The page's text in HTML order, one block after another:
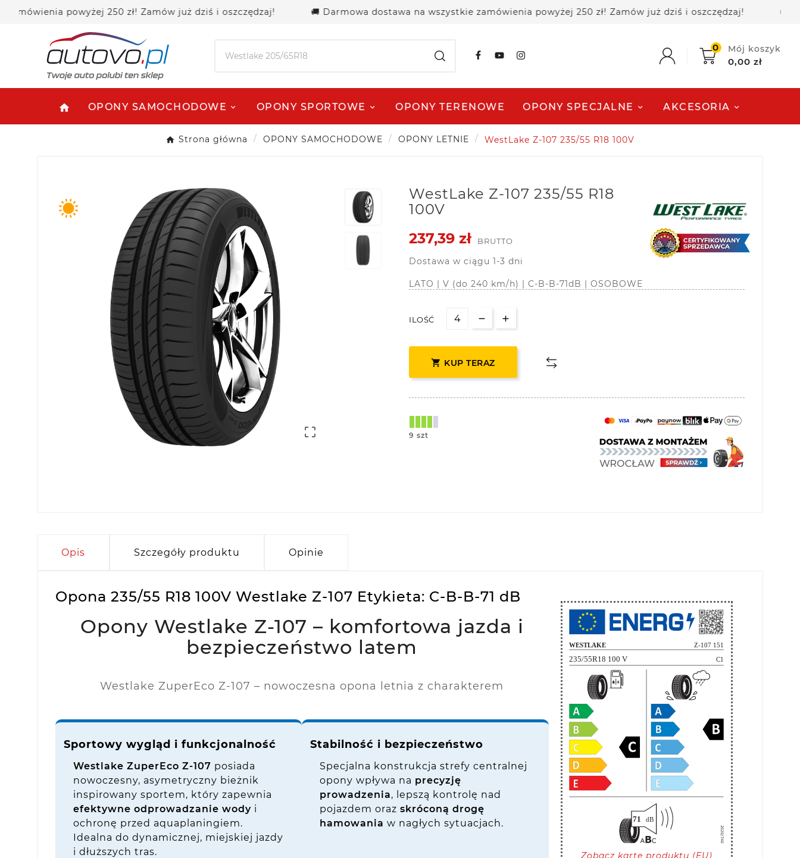
powyżej 250 zł! Zamów już dziś i oszczędzaj! 🚚 Darmowa dostawa na wszystkie zamówienia powyżej 250 zł! Zamów już dziś i oszczędzaj! 🚚
0 Mój koszyk
0,00 zł
home OPONY SAMOCHODOWE OPONY SPORTOWE OPONY TERENOWE OPONY SPECJALNE AKCESORIA
Strona główna OPONY SAMOCHODOWE OPONY LETNIE WestLake Z-107 235/55 R18 100V

WestLake Z-107 235/55 R18
100V
237,39 zł
BRUTTO
Dostawa w ciągu 1-3 dni
LATO | V (do 240 km/h) | C-B-B-71dB | OSOBOWE
ILOŚĆ
 KUP TERAZ
9 szt
Opis Szczegóły produktu Opinie
Zobacz kartę produktu (EU)
Opona 235/55 R18 100V Westlake Z-107 Etykieta: C-B-B-71 dB
Opony Westlake Z-107 – komfortowa jazda i
bezpieczeństwo latem
Westlake ZuperEco Z-107 – nowoczesna opona letnia z charakterem
Sportowy wygląd i funkcjonalność
Westlake ZuperEco Z-107 posiada
nowoczesny, asymetryczny bieżnik
inspirowany sportem, który zapewnia
efektywne odprowadzanie wody i
ochronę przed aquaplaningiem.
Idealna do dynamicznej, miejskiej jazdy
i dłuższych tras.
Stabilność i bezpieczeństwo
Specjalna konstrukcja strefy centralnej
opony wpływa na precyzję
prowadzenia, lepszą kontrolę nad
pojazdem orazskróconą drogę
hamowania w nagłych sytuacjach.